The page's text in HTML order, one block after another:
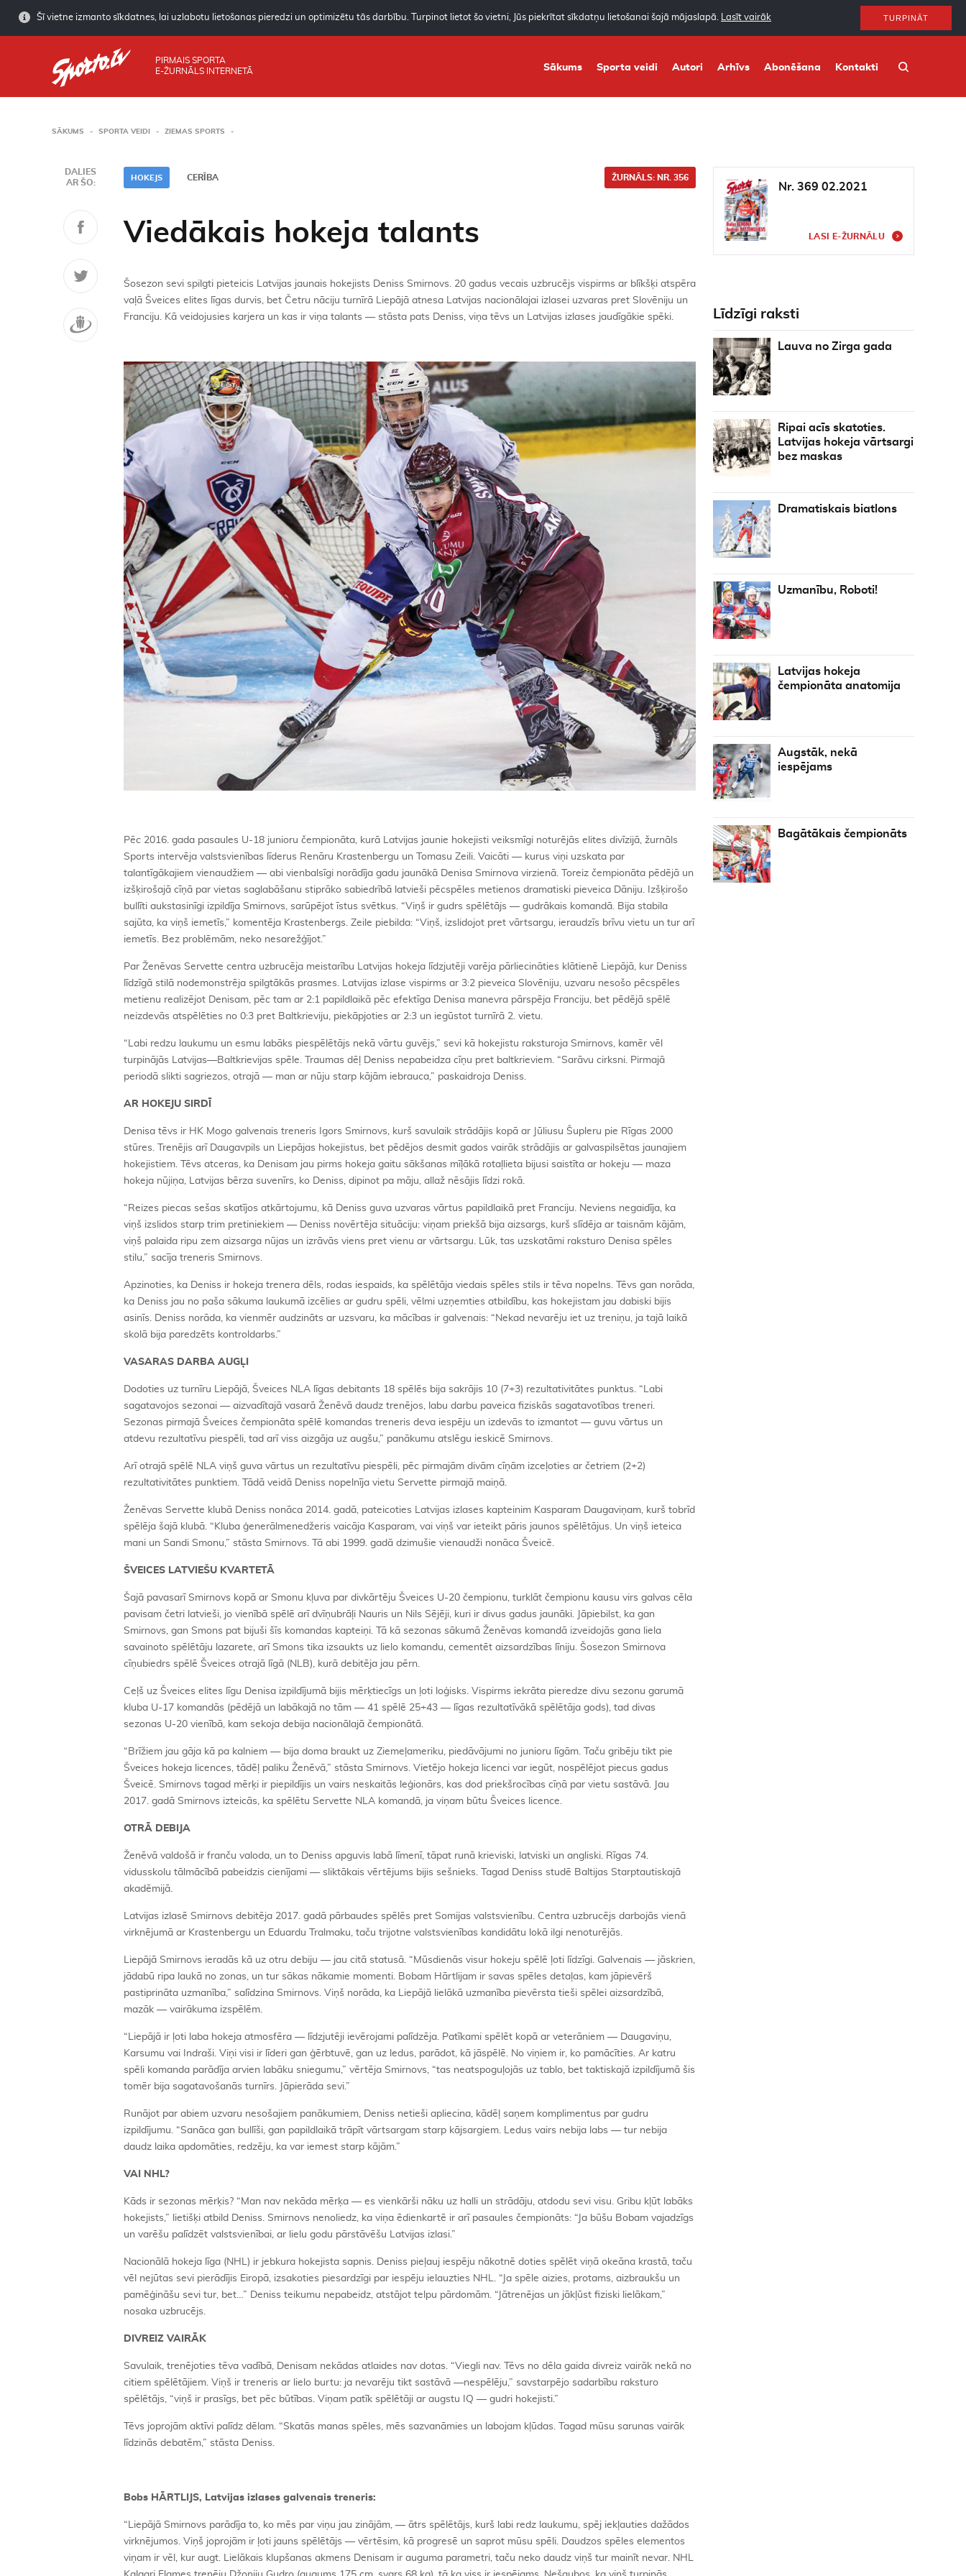
Šī vietne izmanto sīkdatnes, lai uzlabotu lietošanas pieredzi un optimizētu tās darbību. Turpinot lietot šo vietni, Jūs piekrītat sīkdatņu lietošanai šajā mājaslapā. Lasīt vairāk TURPINĀT
PIRMAIS SPORTA
E-ŽURNĀLS INTERNETĀ
Sākums Sporta veidi Autori Arhīvs Abonēšana Kontakti
SĀKUMS SPORTA VEIDI ZIEMAS SPORTS
DALIES
AR ŠO:
HOKEJS ŽURNĀLS: NR. 356
CERĪBA
Viedākais hokeja talants
Šosezon sevi spilgti pieteicis Latvijas jaunais hokejists Deniss Smirnovs. 20 gadus vecais uzbrucējs vispirms ar blīkšķi atspēra
vaļā Šveices elites līgas durvis, bet Četru nāciju turnīrā Liepājā atnesa Latvijas nacionālajai izlasei uzvaras pret Slovēniju un
Franciju. Kā veidojusies karjera un kas ir viņa talants — stāsta pats Deniss, viņa tēvs un Latvijas izlases jaudīgākie spēki.
Pēc 2016. gada pasaules U-18 junioru čempionāta, kurā Latvijas jaunie hokejisti veiksmīgi noturējās elites divīzijā, žurnāls
Sports intervēja valstsvienības līderus Renāru Krastenbergu un Tomasu Zeili. Vaicāti — kurus viņi uzskata par
talantīgākajiem vienaudžiem — abi vienbalsīgi norādīja gadu jaunākā Denisa Smirnova virzienā. Toreiz čempionāta pēdējā un
izšķirošajā cīņā par vietas saglabāšanu stiprāko sabiedrībā latvieši pēcspēles metienos dramatiski pieveica Dāniju. Izšķirošo
bullīti aukstasinīgi izpildīja Smirnovs, sarūpējot īstus svētkus. “Viņš ir gudrs spēlētājs — gudrākais komandā. Bija stabila
sajūta, ka viņš iemetīs,” komentēja Krastenbergs. Zeile piebilda: “Viņš, izslidojot pret vārtsargu, ieraudzīs brīvu vietu un tur arī
iemetīs. Bez problēmām, neko nesarežģījot.”
Par Ženēvas Servette centra uzbrucēja meistarību Latvijas hokeja līdzjutēji varēja pārliecināties klātienē Liepājā, kur Deniss
līdzīgā stilā nodemonstrēja spilgtākās prasmes. Latvijas izlase vispirms ar 3:2 pieveica Slovēniju, uzvaru nesošo pēcspēles
metienu realizējot Denisam, pēc tam ar 2:1 papildlaikā pēc efektīga Denisa manevra pārspēja Franciju, bet pēdējā spēlē
neizdevās atspēlēties no 0:3 pret Baltkrieviju, piekāpjoties ar 2:3 un iegūstot turnīrā 2. vietu.
“Labi redzu laukumu un esmu labāks piespēlētājs nekā vārtu guvējs,” sevi kā hokejistu raksturoja Smirnovs, kamēr vēl
turpinājās Latvijas—Baltkrievijas spēle. Traumas dēļ Deniss nepabeidza cīņu pret baltkrieviem. “Sarāvu cirksni. Pirmajā
periodā slikti sagriezos, otrajā — man ar nūju starp kājām iebrauca,” paskaidroja Deniss.
AR HOKEJU SIRDĪ
Denisa tēvs ir HK Mogo galvenais treneris Igors Smirnovs, kurš savulaik strādājis kopā ar Jūliusu Šupleru pie Rīgas 2000
stūres. Trenējis arī Daugavpils un Liepājas hokejistus, bet pēdējos desmit gados vairāk strādājis ar galvaspilsētas jaunajiem
hokejistiem. Tēvs atceras, ka Denisam jau pirms hokeja gaitu sākšanas mīļākā rotaļlieta bijusi saistīta ar hokeju — maza
hokeja nūjiņa, Latvijas bērza suvenīrs, ko Deniss, dipinot pa māju, allaž nēsājis līdzi rokā.
“Reizes piecas sešas skatījos atkārtojumu, kā Deniss guva uzvaras vārtus papildlaikā pret Franciju. Neviens negaidīja, ka
viņš izslidos starp trim pretiniekiem — Deniss novērtēja situāciju: viņam priekšā bija aizsargs, kurš slīdēja ar taisnām kājām,
viņš palaida ripu zem aizsarga nūjas un izrāvās viens pret vienu ar vārtsargu. Lūk, tas uzskatāmi raksturo Denisa spēles
stilu,” sacīja treneris Smirnovs.
Apzinoties, ka Deniss ir hokeja trenera dēls, rodas iespaids, ka spēlētāja viedais spēles stils ir tēva nopelns. Tēvs gan norāda,
ka Deniss jau no paša sākuma laukumā izcēlies ar gudru spēli, vēlmi uzņemties atbildību, kas hokejistam jau dabiski bijis
asinīs. Deniss norāda, ka vienmēr audzināts ar uzsvaru, ka mācības ir galvenais: “Nekad nevarēju iet uz treniņu, ja tajā laikā
skolā bija paredzēts kontroldarbs.”
VASARAS DARBA AUGĻI
Dodoties uz turnīru Liepājā, Šveices NLA līgas debitants 18 spēlēs bija sakrājis 10 (7+3) rezultativitātes punktus. “Labi
sagatavojos sezonai — aizvadītajā vasarā Ženēvā daudz trenējos, labu darbu paveica fiziskās sagatavotības treneri.
Sezonas pirmajā Šveices čempionāta spēlē komandas treneris deva iespēju un izdevās to izmantot — guvu vārtus un
atdevu rezultatīvu piespēli, tad arī viss aizgāja uz augšu,” panākumu atslēgu ieskicē Smirnovs.
Arī otrajā spēlē NLA viņš guva vārtus un rezultatīvu piespēli, pēc pirmajām divām cīņām izceļoties ar četriem (2+2)
rezultativitātes punktiem. Tādā veidā Deniss nopelnīja vietu Servette pirmajā maiņā.
Ženēvas Servette klubā Deniss nonāca 2014. gadā, pateicoties Latvijas izlases kapteinim Kasparam Daugaviņam, kurš tobrīd
spēlēja šajā klubā. “Kluba ģenerālmenedžeris vaicāja Kasparam, vai viņš var ieteikt pāris jaunos spēlētājus. Un viņš ieteica
mani un Sandi Smonu,” stāsta Smirnovs. Tā abi 1999. gadā dzimušie vienaudži nonāca Šveicē.
ŠVEICES LATVIEŠU KVARTETĀ
Šajā pavasarī Smirnovs kopā ar Smonu kļuva par divkārtēju Šveices U-20 čempionu, turklāt čempionu kausu virs galvas cēla
pavisam četri latvieši, jo vienībā spēlē arī dvīņubrāļi Nauris un Nils Sējēji, kuri ir divus gadus jaunāki. Jāpiebilst, ka gan
Smirnovs, gan Smons pat bijuši šīs komandas kapteiņi. Tā kā sezonas sākumā Ženēvas komandā izveidojās gana liela
savainoto spēlētāju lazarete, arī Smons tika izsaukts uz lielo komandu, cementēt aizsardzības līniju. Šosezon Smirnova
cīņubiedrs spēlē Šveices otrajā līgā (NLB), kurā debitēja jau pērn.
Ceļš uz Šveices elites līgu Denisa izpildījumā bijis mērķtiecīgs un ļoti loģisks. Vispirms iekrāta pieredze divu sezonu garumā
kluba U-17 komandās (pēdējā un labākajā no tām — 41 spēlē 25+43 — līgas rezultatīvākā spēlētāja gods), tad divas
sezonas U-20 vienībā, kam sekoja debija nacionālajā čempionātā.
“Brīžiem jau gāja kā pa kalniem — bija doma braukt uz Ziemeļameriku, piedāvājumi no junioru līgām. Taču gribēju tikt pie
Šveices hokeja licences, tādēļ paliku Ženēvā,” stāsta Smirnovs. Vietējo hokeja licenci var iegūt, nospēlējot piecus gadus
Šveicē. Smirnovs tagad mērķi ir piepildījis un vairs neskaitās leģionārs, kas dod priekšrocības cīņā par vietu sastāvā. Jau
2017. gadā Smirnovs izteicās, ka spēlētu Servette NLA komandā, ja viņam būtu Šveices licence.
OTRĀ DEBIJA
Ženēvā valdošā ir franču valoda, un to Deniss apguvis labā līmenī, tāpat runā krieviski, latviski un angliski. Rīgas 74.
vidusskolu tālmācībā pabeidzis cienījami — sliktākais vērtējums bijis sešnieks. Tagad Deniss studē Baltijas Starptautiskajā
akadēmijā.
Latvijas izlasē Smirnovs debitēja 2017. gadā pārbaudes spēlēs pret Somijas valstsvienību. Centra uzbrucējs darbojās vienā
virknējumā ar Krastenbergu un Eduardu Tralmaku, taču trijotne valstsvienības kandidātu lokā ilgi nenoturējās.
Liepājā Smirnovs ieradās kā uz otru debiju — jau citā statusā. “Mūsdienās visur hokeju spēlē ļoti līdzīgi. Galvenais — jāskrien,
jādabū ripa laukā no zonas, un tur sākas nākamie momenti. Bobam Hārtlijam ir savas spēles detaļas, kam jāpievērš
pastiprināta uzmanība,” salīdzina Smirnovs. Viņš norāda, ka Liepājā lielākā uzmanība pievērsta tieši spēlei aizsardzībā,
mazāk — vairākuma izspēlēm.
“Liepājā ir ļoti laba hokeja atmosfēra — līdzjutēji ievērojami palīdzēja. Patīkami spēlēt kopā ar veterāniem — Daugaviņu,
Karsumu vai Indraši. Viņi visi ir līderi gan ģērbtuvē, gan uz ledus, parādot, kā jāspēlē. No viņiem ir, ko pamācīties. Ar katru
spēli komanda parādīja arvien labāku sniegumu,” vērtēja Smirnovs, “tas neatspoguļojās uz tablo, bet taktiskajā izpildījumā šis
tomēr bija sagatavošanās turnīrs. Jāpierāda sevi.”
Runājot par abiem uzvaru nesošajiem panākumiem, Deniss netieši apliecina, kādēļ saņem komplimentus par gudru
izpildījumu. “Sanāca gan bullīši, gan papildlaikā trāpīt vārtsargam starp kājsargiem. Ledus vairs nebija labs — tur nebija
daudz laika apdomāties, redzēju, ka var iemest starp kājām.”
VAI NHL?
Kāds ir sezonas mērķis? “Man nav nekāda mērķa — es vienkārši nāku uz halli un strādāju, atdodu sevi visu. Gribu kļūt labāks
hokejists,” lietišķi atbild Deniss. Smirnovs nenoliedz, ka viņa ēdienkartē ir arī pasaules čempionāts: “Ja būšu Bobam vajadzīgs
un varēšu palīdzēt valstsvienībai, ar lielu godu pārstāvēšu Latvijas izlasi.”
Nacionālā hokeja līga (NHL) ir jebkura hokejista sapnis. Deniss pieļauj iespēju nākotnē doties spēlēt viņā okeāna krastā, taču
vēl nejūtas sevi pierādījis Eiropā, izsakoties piesardzīgi par iespēju ielauzties NHL. “Ja spēle aizies, protams, aizbraukšu un
pamēģināšu sevi tur, bet…” Deniss teikumu nepabeidz, atstājot telpu pārdomām. “Jātrenējas un jākļūst fiziski lielākam,”
nosaka uzbrucējs.
DIVREIZ VAIRĀK
Savulaik, trenējoties tēva vadībā, Denisam nekādas atlaides nav dotas. “Viegli nav. Tēvs no dēla gaida divreiz vairāk nekā no
citiem spēlētājiem. Viņš ir treneris ar lielo burtu: ja nevarēju tikt sastāvā —nespēlēju,” savstarpējo sadarbību raksturo
spēlētājs, “viņš ir prasīgs, bet pēc būtības. Viņam patīk spēlētāji ar augstu IQ — gudri hokejisti.”
Tēvs joprojām aktīvi palīdz dēlam. “Skatās manas spēles, mēs sazvanāmies un labojam kļūdas. Tagad mūsu sarunas vairāk
līdzinās debatēm,” stāsta Deniss.
Bobs HĀRTLIJS, Latvijas izlases galvenais treneris:
“Liepājā Smirnovs parādīja to, ko mēs par viņu jau zinājām, — ātrs spēlētājs, kurš labi redz laukumu, spēj iekļauties dažādos
virknējumos. Viņš joprojām ir ļoti jauns spēlētājs — vērtēsim, kā progresē un saprot mūsu spēli. Daudzos spēles elementos
viņam ir vēl, kur augt. Lielākais klupšanas akmens Denisam ir auguma parametri, taču neko daudz viņš tur mainīt nevar. NHL
Nr. 369 02.2021
LASI E-ŽURNĀLU
Līdzīgi raksti
Lauva no Zirga gada
Ripai acīs skatoties.
Latvijas hokeja vārtsargi
bez maskas
Dramatiskais biatlons
Uzmanību, Roboti!
Latvijas hokeja
čempionāta anatomija
Augstāk, nekā
iespējams
Bagātākais čempionāts